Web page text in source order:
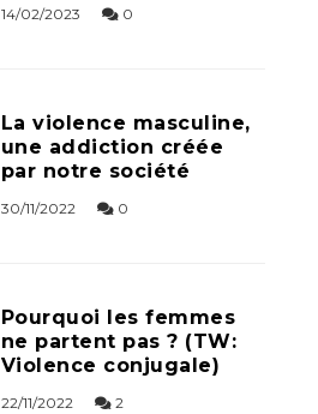
14/02/2023 0
La violence masculine,
une addiction créée
par notre société
30/11/2022 0
Pourquoi les femmes
ne partent pas ? (TW:
Violence conjugale)
22/11/2022 2